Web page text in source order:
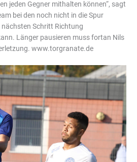
jeden Gegner mithalten können“, sagt
bei den noch nicht in die Spur
Schritt Richtung
Länger pausieren muss fortan Nils
www.torgranate.de